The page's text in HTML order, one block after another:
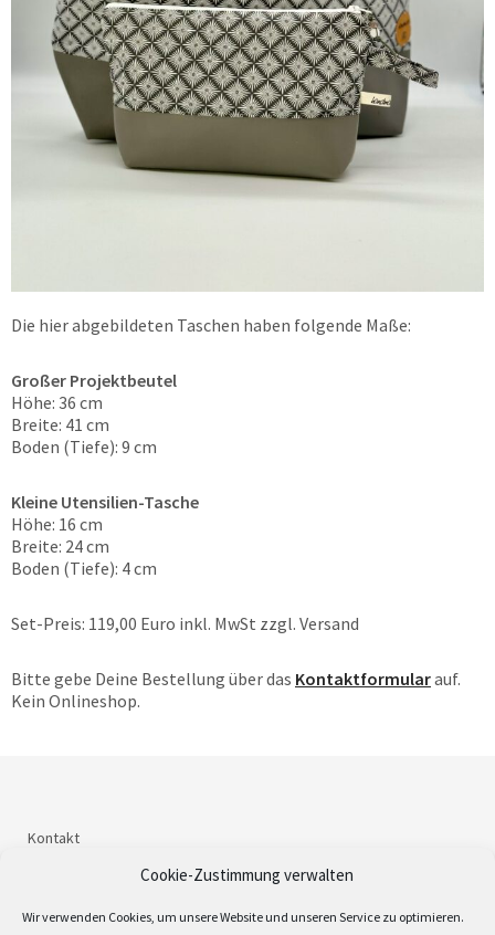
Cookie-Zustimmung verwalten
Wir verwenden Cookies, um unsere Website und unseren Service zu optimieren.
Die hier abgebildeten Taschen haben folgende Maße:
Großer Projektbeutel
Höhe: 36 cm
Breite: 41 cm
Boden (Tiefe): 9 cm
Kleine Utensilien-Tasche
Höhe: 16 cm
Breite: 24 cm
Boden (Tiefe): 4 cm
Set-Preis: 119,00 Euro inkl. MwSt zzgl. Versand
Bitte gebe Deine Bestellung über das Kontaktformularauf.
Kein Onlineshop.
Kontakt